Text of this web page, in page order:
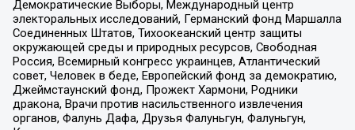
Демократические Выборы, Международный центр
электоральных исследований, Германский фонд Маршалла
Соединенных Штатов, Тихоокеанский центр защиты
окружающей среды и природных ресурсов, Свободная
Россия, Всемирный конгресс украинцев, Атлантический
совет, Человек в беде, Европейский фонд за демократию,
Джеймстаунский фонд, Прожект Хармони, Родники
дракона, Врачи против насильственного извлечения
органов, Фалунь Дафа, Друзья Фалуньгун, Фалуньгун,